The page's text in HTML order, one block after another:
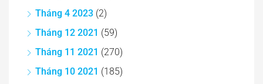
Tháng 4 2023 (2)
Tháng 12 2021 (59)
Tháng 11 2021 (270)
Tháng 10 2021 (185)